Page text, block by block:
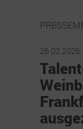
26.02.2026